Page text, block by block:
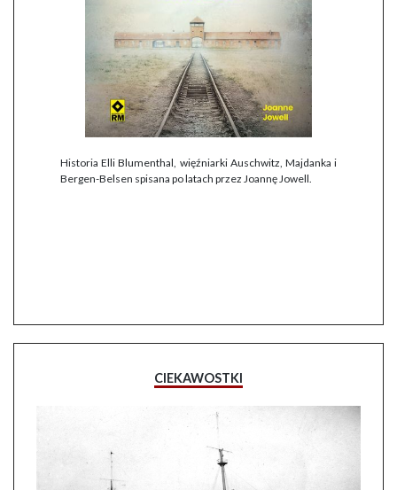
Historia Elli Blumenthal, więźniarki Auschwitz, Majdanka i
Bergen-Belsen spisana po latach przez Joannę Jowell.
CIEKAWOSTKI